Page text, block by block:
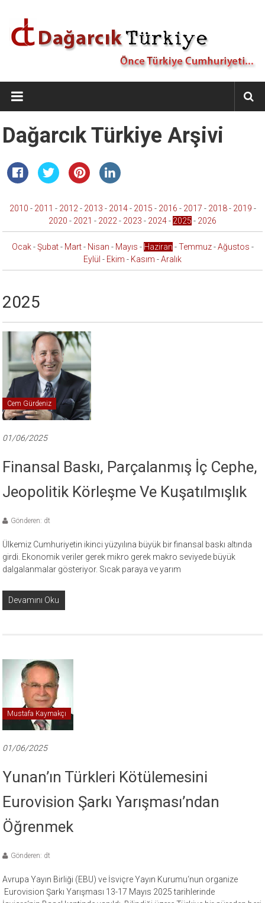
Dağarcık
Türkiye
Önce
Türkiye
Dağarcık Türkiye Arşivi
2010 - 2011 - 2012 - 2013 - 2014- 2015 - 2016 - 2017 - 2018- 2019 -
2020 - 2021 - 2022 - 2023 - 2024- 2025 - 2026
Ocak-Şubat- Mart- Nisan - Mayıs - Haziran -Temmuz-Ağustos -
Eylül - Ekim - Kasım -Aralık
2025
Cem Gürdeniz
01/06/2025
Finansal Baskı, Parçalanmış İç Cephe,
Jeopolitik Körleşme Ve Kuşatılmışlık
Gönderen: dt
Ülkemiz Cumhuriyetin ikinci yüzyılına büyük bir finansal baskı altında
girdi. Ekonomik veriler gerek mikro gerek makro seviyede büyük
dalgalanmalar gösteriyor. Sıcak paraya ve yarım
Devamını Oku
Mustafa Kaymakçı
01/06/2025
Yunan’ın Türkleri Kötülemesini
Eurovision Şarkı Yarışması’ndan
Öğrenmek
Gönderen: dt
Avrupa Yayın Birliği (EBU) ve İsviçre Yayın Kurumu‘nun organize
Eurovision Şarkı Yarışması 13-17 Mayıs 2025 tarihlerinde